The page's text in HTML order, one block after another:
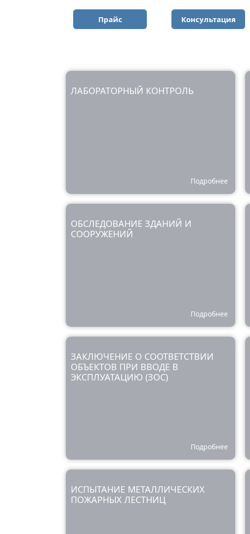
Прайс Консультация
ЛАБОРАТОРНЫЙ КОНТРОЛЬ
Подробнее
ОБСЛЕДОВАНИЕ ЗДАНИЙ И
СООРУЖЕНИЙ
Подробнее
ЗАКЛЮЧЕНИЕ О СООТВЕТСТВИИ
ОБЪЕКТОВ ПРИ ВВОДЕ В
ЭКСПЛУАТАЦИЮ (ЗОС)
Подробнее
ИСПЫТАНИЕ МЕТАЛЛИЧЕСКИХ
ПОЖАРНЫХ ЛЕСТНИЦ